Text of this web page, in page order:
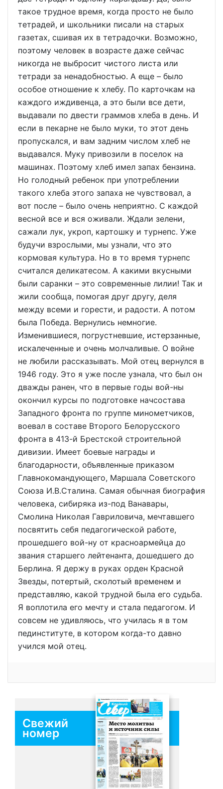
такое трудное время, когда просто не было
тетрадей, и школьники писали на старых
газетах, сшивая их в тетрадочки. Возможно,
поэтому человек в возрасте даже сейчас
никогда не выбросит чистого листа или
тетради за ненадобностью. А еще – было
особое отношение к хлебу. По карточкам на
каждого иждивенца, а это были все дети,
выдавали по двести граммов хлеба в день. И
если в пекарне не было муки, то этот день
пропускался, и вам задним числом хлеб не
выдавался. Муку привозили в поселок на
машинах. Поэтому хлеб имел запах бензина.
Но голодный ребенок при употреблении
такого хлеба этого запаха не чувствовал, а
вот после – было очень неприятно. С каждой
весной все и вся оживали. Ждали зелени,
сажали лук, укроп, картошку и турнепс. Уже
будучи взрослыми, мы узнали, что это
кормовая культура. Но в то время турнепс
считался деликатесом. А какими вкусными
были саранки – это современные лилии! Так и
жили сообща, помогая друг другу, деля
между всеми и горести, и радости. А потом
была Победа. Вернулись немногие.
Изменившиеся, погрустневшие, истерзанные,
искалеченные и очень молчаливые. О войне
не любили рассказывать. Мой отец вернулся в
1946 году. Это я уже после узнала, что был он
дважды ранен, что в первые годы вой-ны
окончил курсы по подготовке начсостава
Западного фронта по группе минометчиков,
воевал в составе Второго Белорусского
фронта в 413-й Брестской строительной
дивизии. Имеет боевые награды и
благодарности, объявленные приказом
Главнокомандующего, Маршала Советского
Союза И.В.Сталина. Самая обычная биография
человека, сибиряка из-под Ванавары,
Смолина Николая Гавриловича, мечтавшего
посвятить себя педагогической работе,
прошедшего вой-ну от красноармейца до
звания старшего лейтенанта, дошедшего до
Берлина. Я держу в руках орден Красной
Звезды, потертый, сколотый временем и
представляю, какой трудной была его судьба.
Я воплотила его мечту и стала педагогом. И
совсем не удивляюсь, что училась я в том
пединституте, в котором когда-то давно
учился мой отец.
Свежий
номер